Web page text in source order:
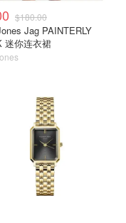
$180.00
Jag PAINTERLY
迷你连衣裙